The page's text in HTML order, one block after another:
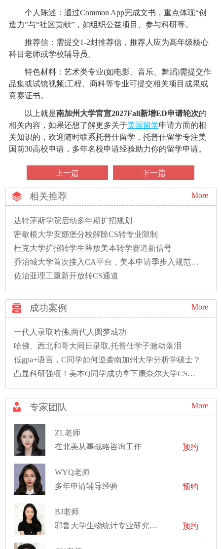
个人陈述：通过Common App完成文书，重点体现“创
造力”与“社区贡献”，如组织公益项目、参与科研等。
推荐信：需提交1-2封推荐信，推荐人应为高年级核心
科目老师或学校辅导员。
特色材料：艺术类专业(如电影、音乐、舞蹈)需提交作
品集或试镜视频;工程、商科等专业可提交相关项目成果或
竞赛证书。
以上就是南加州大学官宣2027Fall新增ED申请轮次的
相关内容，如果还想了解更多关于美国留学申请方面的相
关知识的，欢迎随时联系托普仕留学，托普仕留学专注美
国前30高校申请，多年名校申请经验助力你的留学申请。
上一篇 下一篇
相关推荐 More
达特茅斯学院启动多年期扩招规划
密歇根大学安娜堡分校解除CS转专业限制
杜克大学扩招转学生释放美本转学赛道新信号
乔治城大学首次接入CA平台，美本申请季步入规范新时代
佐治亚理工重新开放转CS通道
成功案例 More
一代人录取哈佛,两代人圆梦成功
哈佛、西北和哥大同日录取,托普仕学子激动落泪
低gpa+语言，C同学如何逆袭南加州大学分析学硕士？
凸显科研强项！美本Q同学成功拿下康奈尔大学CS硕士录取！
专家团队 More
ZL老师
在北美从事战略咨询工作
预约
WYQ老师
多年申请辅导经验
预约
BJ老师
耶鲁大学生物统计专业研究生，埃默里大学生物统计专业博士
预约